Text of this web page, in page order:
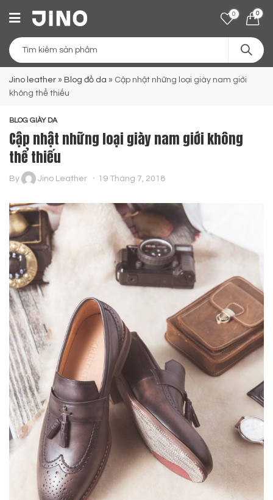
0 0
Jino leather » Blog đồ da » Cập nhật những loại giày nam giới
không thể thiếu
BLOG GIÀY DA
Cập nhật những loại giày nam giới không
thể thiếu
By Jino Leather 19 Tháng 7, 2018